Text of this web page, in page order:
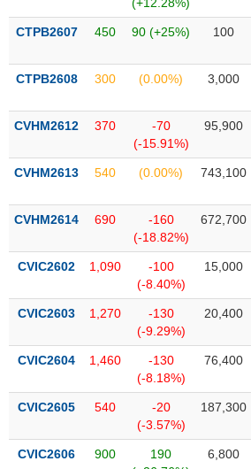
CTPB2607 450 90 (+25%) 100
CTPB2608 300 (0.00%) 3,000
CVHM2612 370
-70
(-15.91%)
95,900
CVHM2613 540 (0.00%) 743,100
CVHM2614 690
-160
(-18.82%)
672,700
CVIC2602 1,090
-100
(-8.40%)
15,000
CVIC2603 1,270
-130
(-9.29%)
20,400
CVIC2604 1,460
-130
(-8.18%)
76,400
CVIC2605 540
-20
(-3.57%)
187,300
CVIC2606 900
190
6,800
Bài
tác
Báo
cáo
tích
(-)
Thuật
(-)
Dịch
vụ
Đào
tạo